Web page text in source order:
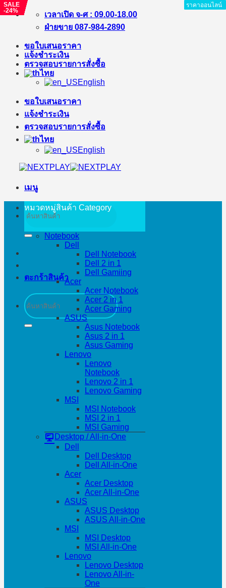
ข้าม
เนื้อหา
เวลาเปิด จ-ศ : 09.00-18.00
ฝ่ายขาย 087-984-2890
ขอใบเสนอราคา
แจ้งชำระเงิน
ตรวจสอบรายการสั่งซื้อ
ไทย
English
ขอใบเสนอราคา
แจ้งชำระเงิน
ตรวจสอบรายการสั่งซื้อ
ไทย
English
เมนู
ค้นหา:
ตะกร้าสินค้า
ค้นหา:
หมวดหมู่สินค้า Category
Notebook
Dell
Dell Notebook
Dell 2 in 1
Dell Gamiing
Acer
Acer Notebook
Acer 2 in 1
Acer Gaming
ASUS
Asus Notebook
Asus 2 in 1
Asus Gaming
Lenovo
Lenovo
Notebook
Lenovo 2 in 1
Lenovo Gaming
MSI
MSI Notebook
MSI 2 in 1
MSI Gaming
Desktop / All-in-One
Dell
Dell Desktop
Dell All-in-One
Acer
Acer Desktop
Acer All-in-One
ASUS
ASUS Desktop
ASUS All-in-One
MSI
MSI Desktop
MSI All-in-One
Lenovo
Lenovo Desktop
Lenovo All-in-
One
ราคาออนไลน์
SALE
-24%
ราคาออนไลน์
SALE
-9%
ราคาออนไลน์
SALE
-9%
ราคาออนไลน์
SALE
-9%
ราคาออนไลน์
SALE
-22%
ราคาออนไลน์
SALE
-15%
ราคาออนไลน์
ราคาออนไลน์
SALE
-4%
ราคาออนไลน์